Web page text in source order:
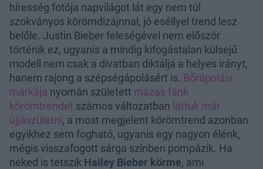
híresség fotója napvilágot lát egy nem túl
szokványos körömdizájnnal, jó eséllyel trend lesz
belőle. Justin Bieber feleségével nem először
történik ez, ugyanis a mindig kifogástalan külsejű
modell nem csak a divatban diktálja a helyes irányt,
hanem rajong a szépségápolásért is. Bőrápolási
márkája nyomán született mázas fánk
körömtrendet számos változatban láttuk már
újjászületni, a most megjelent körömtrend azonban
egyikhez sem fogható, ugyanis egy nagyon élénk,
mégis visszafogott sárga színben pompázik. Ha
neked is tetszik Hailey Bieber körme, ami